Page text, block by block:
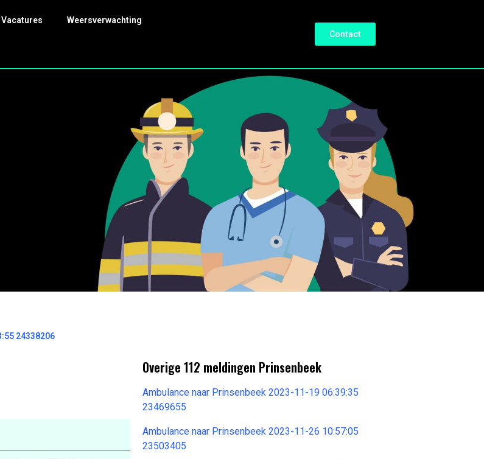
Vacatures Weersverwachting
Contact
24338206
Overige 112 meldingen Prinsenbeek
Ambulance naar Prinsenbeek 2023-11-19 06:39:35
23469655
Ambulance naar Prinsenbeek 2023-11-26 10:57:05
23503405